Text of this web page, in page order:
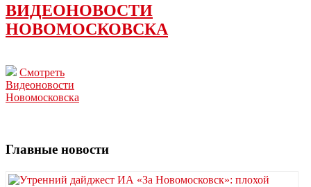
ВИДЕОНОВОСТИ
НОВОМОСКОВСКА
Смотреть
Видеоновости
Новомосковска
Главные новости